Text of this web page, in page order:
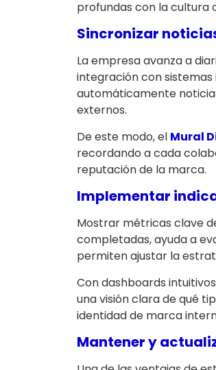
profundas con la cultura
Sincronizar
La empresa avanza a
integración con sistemas
automáticamente
externos.
De este modo, el Mural
recordando a cada
reputación de la marca.
Implementar
Mostrar métricas clave
completadas, ayuda a
permiten ajustar la
Con dashboards
una visión clara de qué
identidad de marca
Mantener y